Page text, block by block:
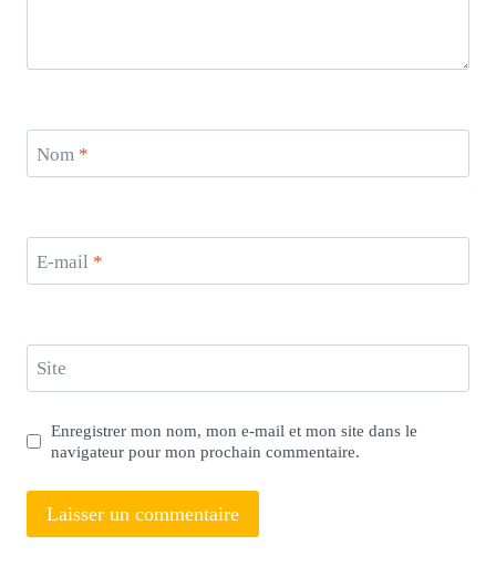
Nom *
E-mail *
Site
Enregistrer mon nom, mon e-mail et mon site dans le
navigateur pour mon prochain commentaire.